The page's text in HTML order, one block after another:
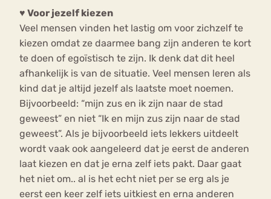
♥ Voor jezelf kiezen
Veel mensen vinden het lastig om voor zichzelf te
kiezen omdat ze daarmee bang zijn anderen te kort
te doen of egoïstisch te zijn. Ik denk dat dit heel
afhankelijk is van de situatie. Veel mensen leren als
kind dat je altijd jezelf als laatste moet noemen.
Bijvoorbeeld: “mijn zus en ik zijn naar de stad
geweest” en niet “Ik en mijn zus zijn naar de stad
geweest”. Als je bijvoorbeeld iets lekkers uitdeelt
wordt vaak ook aangeleerd dat je eerst de anderen
laat kiezen en dat je erna zelf iets pakt. Daar gaat
het niet om.. al is het echt niet per se erg als je
eerst een keer zelf iets uitkiest en erna anderen